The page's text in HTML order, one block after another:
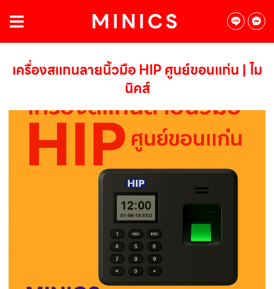
เครื่องสแกนลายนิ้วมือ HIP ศูนย์ขอนแก่น | ไม
นิคส์